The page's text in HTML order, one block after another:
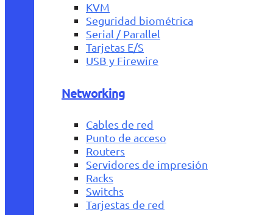
KVM
Seguridad biométrica
Serial / Parallel
Tarjetas E/S
USB y Firewire
Networking
Cables de red
Punto de acceso
Routers
Servidores de impresión
Racks
Switchs
Tarjestas de red